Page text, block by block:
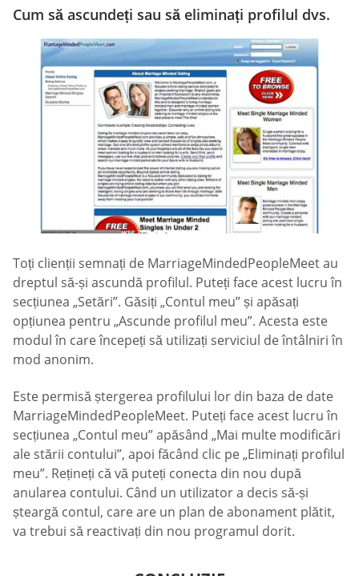
Cum să ascundeți sau să eliminați profilul dvs.
Toți clienții semnați de MarriageMindedPeopleMeet au
dreptul să-și ascundă profilul. Puteți face acest lucru în
secțiunea „Setări”. Găsiți „Contul meu” și apăsați
opțiunea pentru „Ascunde profilul meu”. Acesta este
modul în care începeți să utilizați serviciul de întâlniri în
mod anonim.
Este permisă ștergerea profilului lor din baza de date
MarriageMindedPeopleMeet. Puteți face acest lucru în
secțiunea „Contul meu” apăsând „Mai multe modificări
ale stării contului”, apoi făcând clic pe „Eliminați profilul
meu”. Rețineți că vă puteți conecta din nou după
anularea contului. Când un utilizator a decis să-și
șteargă contul, care are un plan de abonament plătit,
va trebui să reactivați din nou programul dorit.